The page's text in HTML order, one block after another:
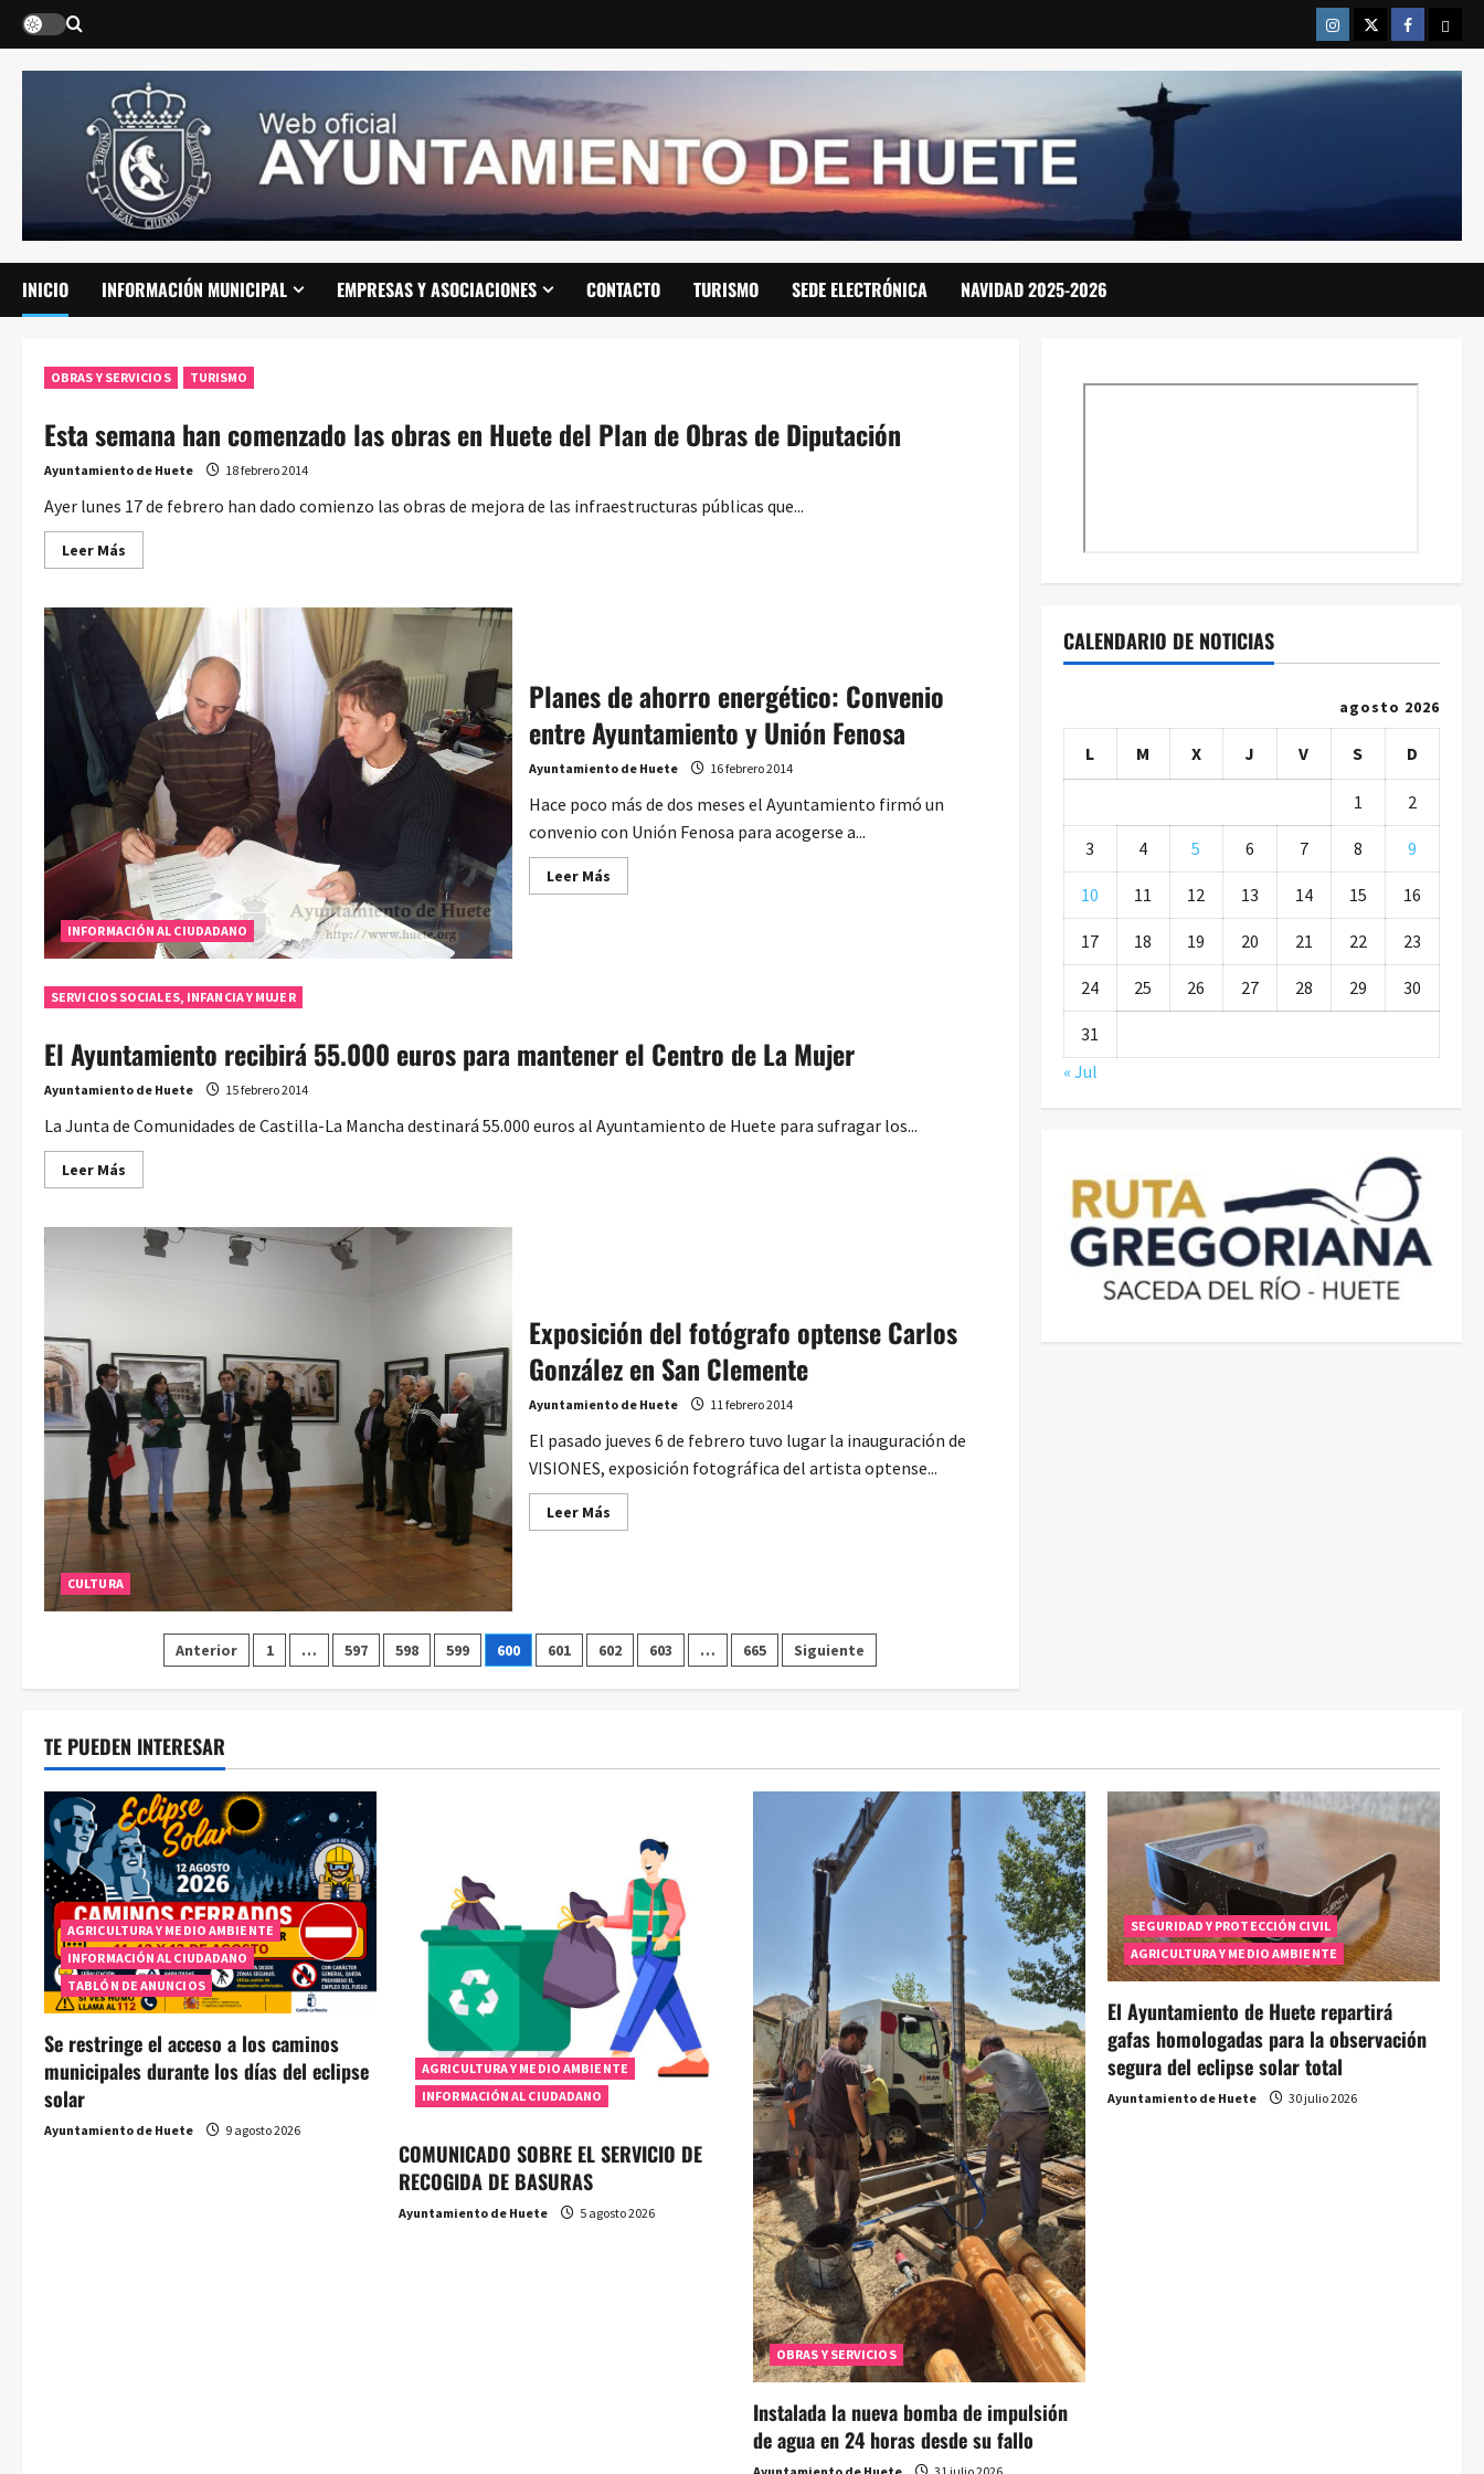
Saltar
contenido
Instragram
TwitterFacebook
INICIO INFORMACIÓN MUNICIPAL EMPRESAS Y ASOCIACIONES CONTACTO TURISMO SEDE ELECTRÓNICA NAVIDAD 2025-2026
OBRAS Y SERVICIOS TURISMO
Esta semana han comenzado las obras en Huete del Plan de Obras de Diputación
Ayuntamiento de Huete 18 febrero 2014
Ayer lunes 17 de febrero han dado comienzo las obras de mejora de las infraestructuras públicas que...
Leer Más
más
Esta
semana
han
comenzado
las
obras
Huete
del
Plan
de
Obras
de
Diputación
INFORMACIÓN AL CIUDADANO
Planes de ahorro energético: Convenio
entre Ayuntamiento y Unión Fenosa
Ayuntamiento de Huete 16 febrero 2014
Hace poco más de dos meses el Ayuntamiento firmó un
convenio con Unión Fenosa para acogerse a...
Leer MásLeer
más
Unión
SERVICIOS SOCIALES, INFANCIA Y MUJER
El Ayuntamiento recibirá 55.000 euros para mantener el Centro de La Mujer
Ayuntamiento de Huete 15 febrero 2014
La Junta de Comunidades de Castilla-La Mancha destinará 55.000 euros al Ayuntamiento de Huete para sufragar los...
Leer Más
más
El
Ayuntamiento
recibirá
Centro
de
La
Mujer
CULTURA
Exposición del fotógrafo optense Carlos
González en San Clemente
Ayuntamiento de Huete 11 febrero 2014
El pasado jueves 6 de febrero tuvo lugar la inauguración de
VISIONES, exposición fotográfica del artista optense...
Leer MásLeer
más
Carlos
González
en
Paginación
de
entradas
Anterior 1 … 597 598 599 600 601 602 603 … 665 Siguiente
CALENDARIO DE NOTICIAS
agosto 2026
L M X J V S D
1 2
3 4 5 6 7 8 9
10 11 12 13 14 15 16
17 18 19 20 21 22 23
24 25 26 27 28 29 30
31
« Jul
TE PUEDEN INTERESAR
AGRICULTURA Y MEDIO AMBIENTE
INFORMACIÓN AL CIUDADANO
TABLÓN DE ANUNCIOS
Se restringe el acceso a los caminos
municipales durante los días del eclipse
solar
Ayuntamiento de Huete 9 agosto 2026
AGRICULTURA Y MEDIO AMBIENTE
INFORMACIÓN AL CIUDADANO
COMUNICADO SOBRE EL SERVICIO DE
RECOGIDA DE BASURAS
Ayuntamiento de Huete 5 agosto 2026
OBRAS Y SERVICIOS
Instalada la nueva bomba de impulsión
de agua en 24 horas desde su fallo
SEGURIDAD Y PROTECCIÓN CIVIL
AGRICULTURA Y MEDIO AMBIENTE
El Ayuntamiento de Huete repartirá
gafas homologadas para la observación
segura del eclipse solar total
Ayuntamiento de Huete 30 julio 2026